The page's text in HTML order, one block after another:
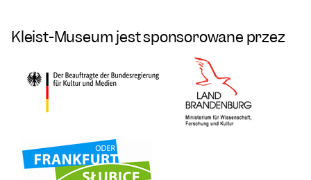
Kleist-Museum jest sponsorowane przez